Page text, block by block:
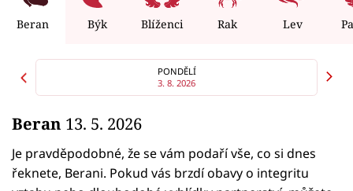
Celebrity
Seriály
Horoskopy
Sledujte prima+
Beran Býk Blíženci Rak Lev
PONDĚLÍ
3. 8. 2026
Beran 13. 5. 2026
Je pravděpodobné, že se vám podaří vše, co si dnes
řeknete, Berani. Pokud vás brzdí obavy o integritu